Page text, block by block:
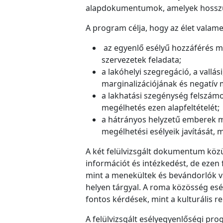
alapdokumentumok, amelyek
A program célja, hogy az élet
az egyenlő esélyű hozzáférés
szervezetek feladata;
a lakóhelyi szegregáció, a
marginalizációjának és negatív
a lakhatási szegénység
megélhetés ezen alapfeltételét;
a hátrányos helyzetű emberek
megélhetési esélyeik javítását,
A két felülvizsgált dokumentum
információt és intézkedést, de
mint a menekültek és bevándorlók
helyen tárgyal. A roma közösség
fontos kérdések, mint a kulturális
A felülvizsgált esélyegyenlőségi